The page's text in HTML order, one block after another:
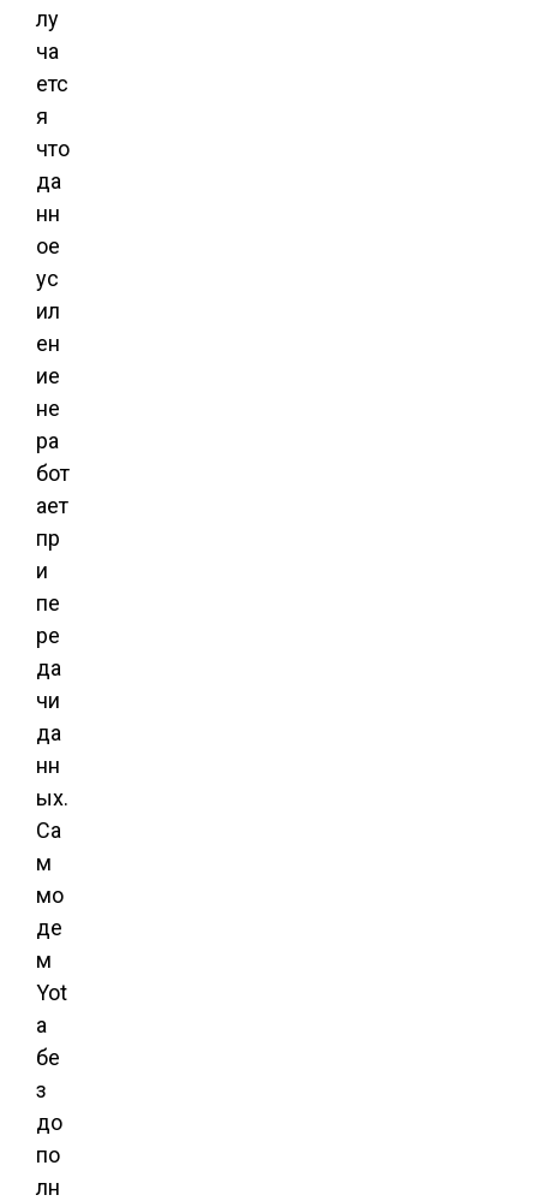
лу
ча
етс
я
что
да
нн
ое
ус
ил
ен
ие
не
ра
бот
ает
пр
и
пе
ре
да
чи
да
нн
ых.
Са
м
мо
де
м
Yot
a
бе
з
до
по
лн